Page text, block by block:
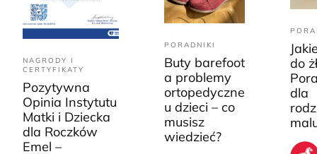
NAGRODY I
CERTYFIKATY
Pozytywna
Opinia Instytutu
Matki i Dziecka
dla Roczków
Emel –
PORADNIKI
Buty barefoot
a problemy
ortopedyczne
u dzieci – co
musisz
wiedzieć?
do
dla